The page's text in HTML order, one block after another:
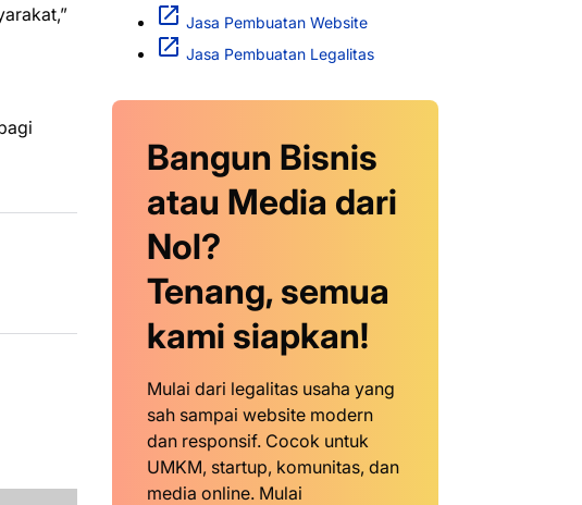
Jasa Pembuatan Website
Jasa Pembuatan Legalitas
Bangun Bisnis
atau Media dari
Nol?
Tenang, semua
kami siapkan!
Mulai dari legalitas usaha yang
sah sampai website modern
dan responsif. Cocok untuk
UMKM, startup, komunitas, dan
media online. Mulai